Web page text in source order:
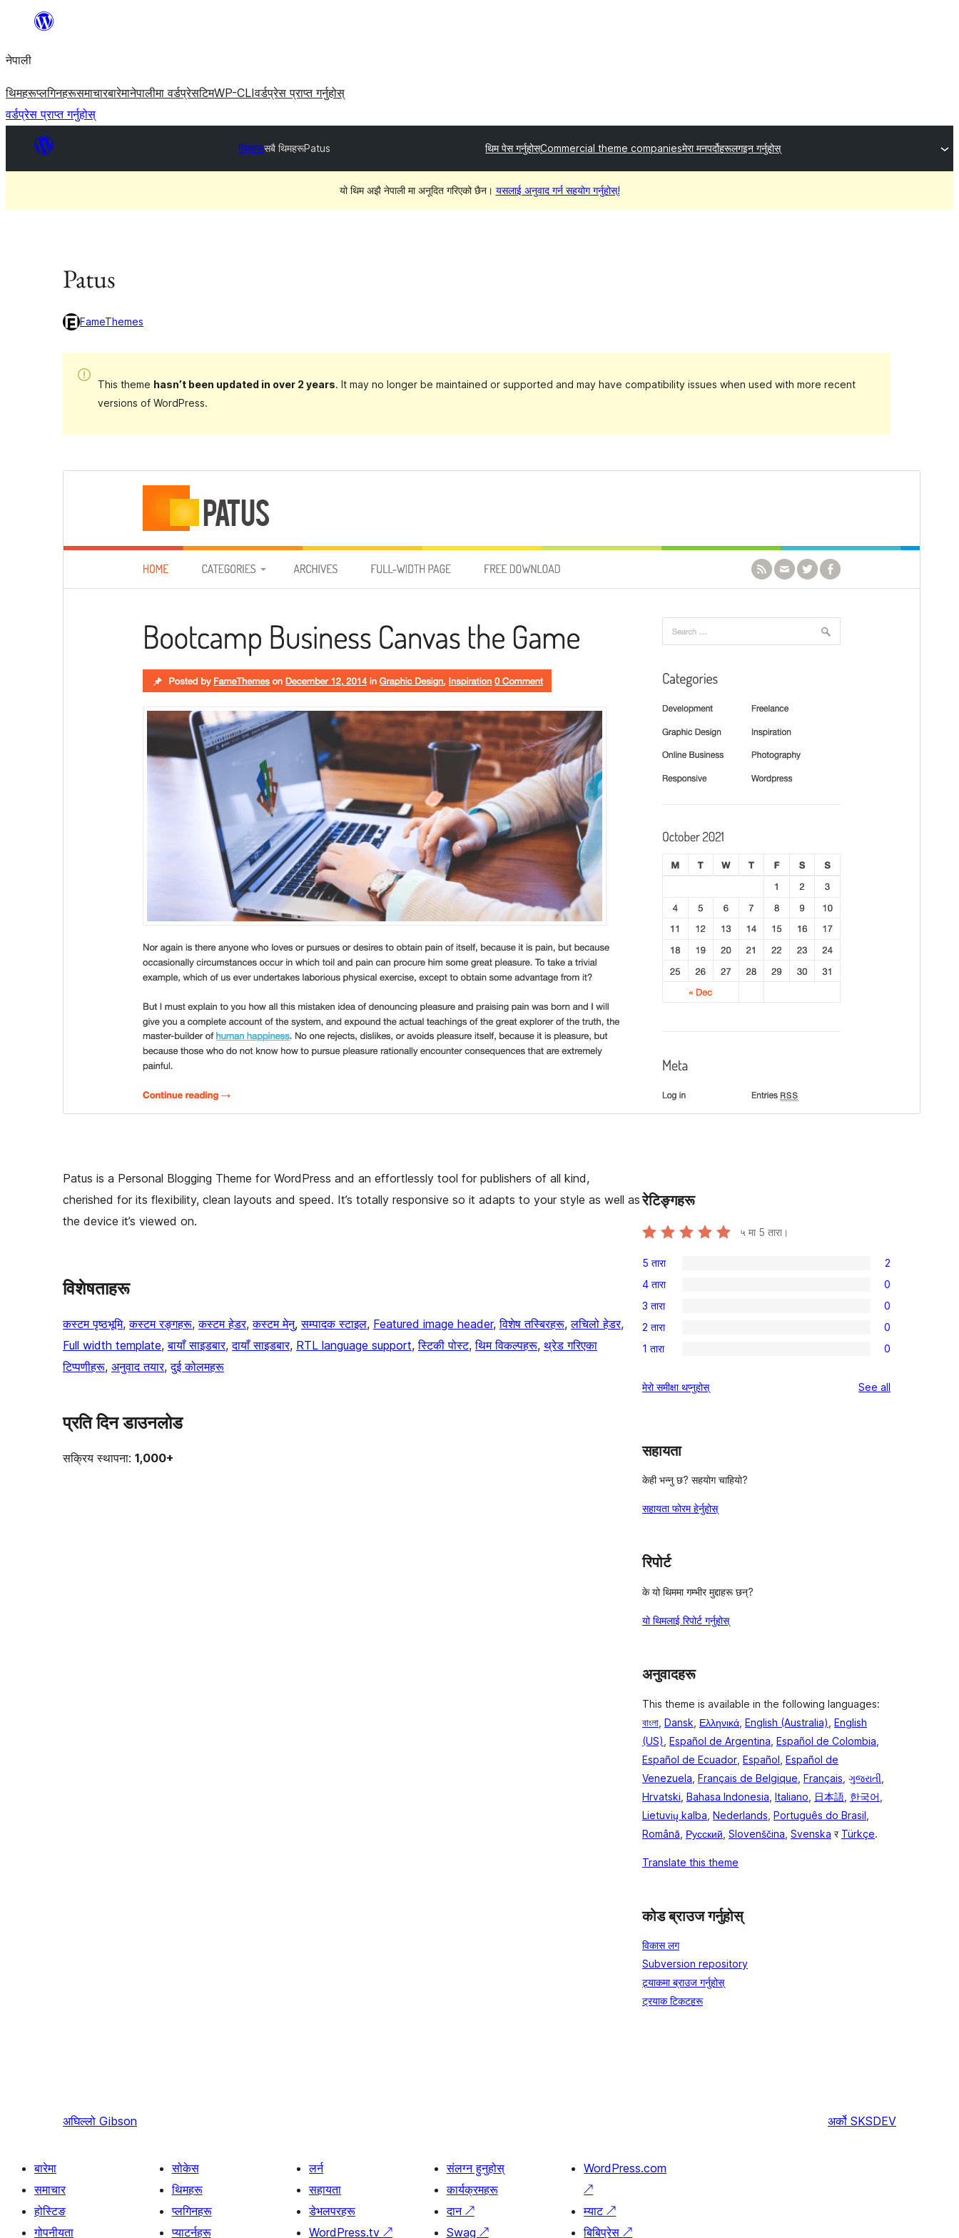
सामग्रीमा
नेपाली
थिमहरूप्लगिनहरूसमाचारबारेमानेपालीमा वर्डप्रेसटिमWP-CLIवर्डप्रेस प्राप्त गर्नुहोस्
वर्डप्रेस प्राप्त गर्नुहोस्
थिमहरूसबै थिमहरूPatus थिम पेस गर्नुहोस्Commercial theme companiesमेरा मनपर्दोहरूलगइन गर्नुहोस्
यो थिम अझै नेपाली मा अनूदित गरिएको छैन। यसलाई अनुवाद गर्न सहयोग गर्नुहोस्!
Patus
FameThemes
This theme hasn’t been updated in over 2 years. It may no longer be maintained or supported and may have compatibility issues when used with more recent
versions of WordPress.
Active installations
1,000+
Patus is a Personal Blogging Theme for WordPress and an effortlessly tool for publishers of all kind,
cherished for its flexibility, clean layouts and speed. It’s totally responsive so it adapts to your style as well as
the device it’s viewed on.
विशेषताहरू
कस्टम पृष्ठभूमि, कस्टम रङ्गहरू, कस्टम हेडर, कस्टम मेनु, सम्पादक स्टाइल, Featured image header, विशेष तस्बिरहरू, लचिलो हेडर
Full width template, बायाँ साइडबार, दायाँ साइडबार, RTL language support, स्टिकी पोस्ट, थिम विकल्पहरू, थ्रेड गरिएका
टिप्पणीहरू, अनुवाद तयार, दुई कोलमहरू
प्रति दिन डाउनलोड
सक्रिय स्थापना: 1,000+
रेटिङ्गहरू
५ मा 5 तारा।
2
5-
तारा
समीक्षाहरू
5 तारा 2
0
4-
तारा
समीक्षाहरू
4 तारा 0
0
3-
तारा
3 तारा 0
0
2-
समीक्षाहरू
2 तारा 0
0
तारा
1 तारा 0
मेरो समीक्षा थप्नुहोस् See all
सहायता
केही भन्नु छ? सहयोग चाहियो?
सहायता फोरम हेर्नुहोस्
रिपोर्ट
के यो थिममा गम्भीर मुद्दाहरू छन्?
यो थिमलाई रिपोर्ट गर्नुहोस्
अनुवादहरू
This theme is available in the following languages:
বাংলা Dansk Ελληνικά English (Australia) English
(US) Español de Argentina Español de Colombia
Español de Ecuador Español Español de
Venezuela Français de Belgique Français ગુજરાતી
Hrvatski Bahasa Indonesia Italiano 日本語 한국어
Lietuvių kalba Nederlands Português do Brasil
Română Русский Slovenščina Svenska र Türkçe.
Translate this theme
कोड ब्राउज गर्नुहोस्
विकास लग
Subversion repository
ट्र्याकमा ब्राउज गर्नुहोस्
ट्रयाक टिकटहरू
अघिल्लो Gibson अर्को SKSDEV
बारेमा
समाचार
होस्टिङ
गोपनीयता
सोकेस
थिमहरू
प्लगिनहरू
प्याटर्नहरू
लर्न
सहायता
डेभलपरहरू
WordPress.tv↗
संलग्न हुनुहोस्
कार्यक्रमहरू
दान ↗
Swag ↗
WordPress.com
↗
म्याट↗
बिबिप्रेस↗